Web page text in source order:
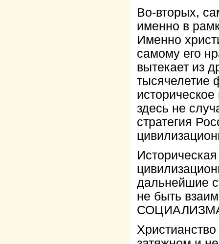
Во-вторых,
именно в
Именно
самому его
вытекает из
тысячелетие
здесь не
стратегия
дальнейшие
не быть